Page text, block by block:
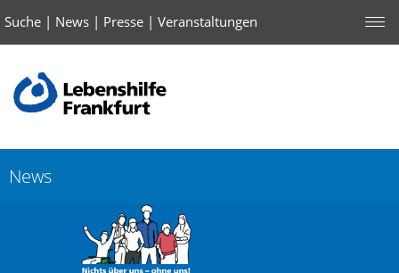
Suche | News | Presse | Veranstaltungen
News